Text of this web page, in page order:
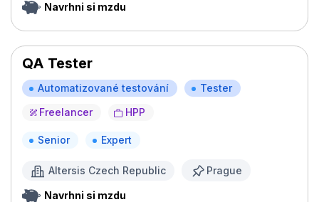
Navrhni si mzdu
QA Tester
Automatizované testování
Tester
Freelancer
HPP
Senior Expert
Altersis Czech Republic Prague
Navrhni si mzdu